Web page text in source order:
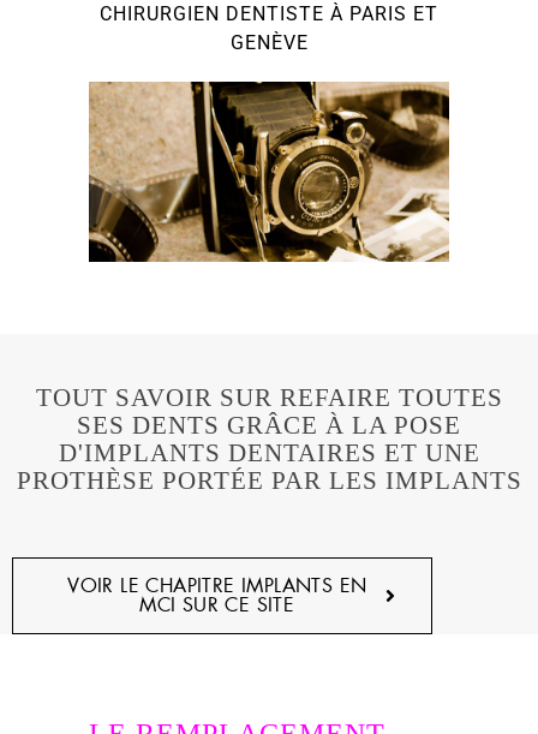
CHIRURGIEN DENTISTE À PARIS ET
GENÈVE
TOUT SAVOIR SUR REFAIRE TOUTES
SES DENTS GRÂCE À LA POSE
D'IMPLANTS DENTAIRES ET UNE
PROTHÈSE PORTÉE PAR LES IMPLANTS
VOIR LE CHAPITRE IMPLANTS EN
MCI SUR CE SITE